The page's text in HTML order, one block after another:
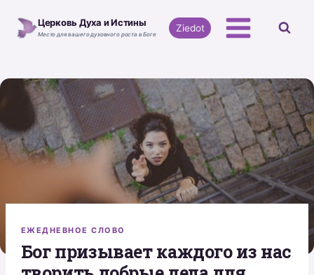
Церковь Духа и Истины
Место для вашего духовного роста в Боге
Ziedot
ЕЖЕДНЕВНОЕ СЛОВО
Бог призывает каждого из нас